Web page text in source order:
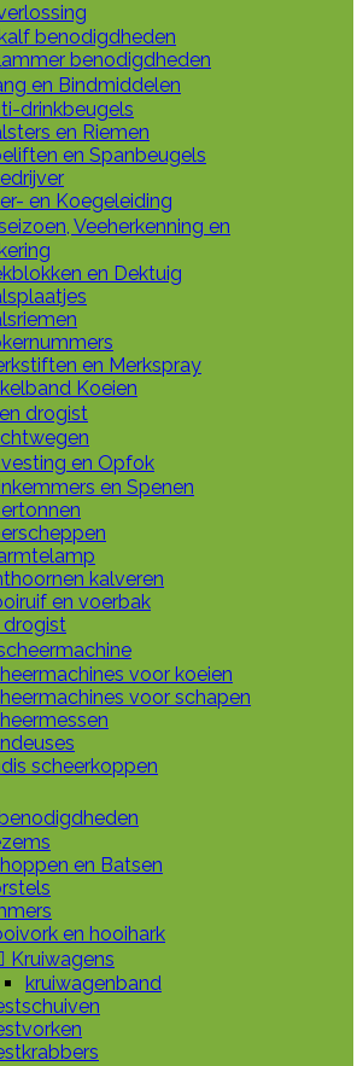
benodigdheden
benodigdheden
en Bindmiddelen
drinkbeugels
en Riemen
en Spanbeugels
en Koegeleiding
Veeherkenning en
en Dektuig
en Merkspray
Koeien
drogist
en Opfok
en Spenen
kalveren
en voerbak
drogist
voor koeien
voor schapen
scheerkoppen
en Batsen
en hooihark
Kruiwagens
kruiwagenband